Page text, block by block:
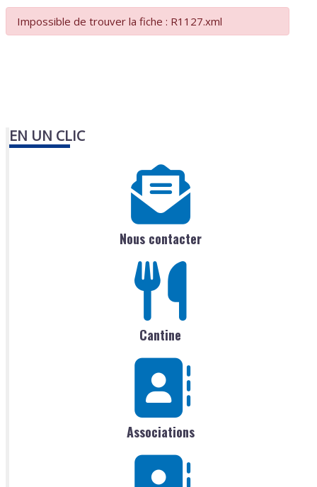
Impossible de trouver la fiche : R1127.xml
EN UN CLIC
Nous contacter
Cantine
Associations